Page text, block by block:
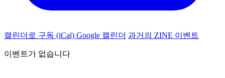
캘린더로 구독 (iCal) Google 캘린더 과거의 ZINE 이벤트
이벤트가 없습니다